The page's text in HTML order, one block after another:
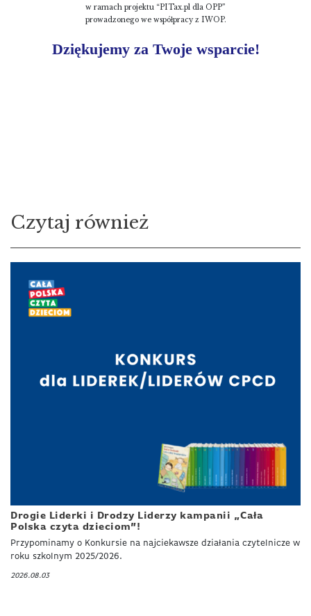
w ramach projektu “PITax.pl dla OPP”
prowadzonego we współpracy z IWOP.
Dziękujemy za Twoje wsparcie!
Czytaj również
Drogie Liderki i Drodzy Liderzy kampanii „Cała
Polska czyta dzieciom”!
Przypominamy o Konkursie na najciekawsze działania czytelnicze w
roku szkolnym 2025/2026.
2026.08.03